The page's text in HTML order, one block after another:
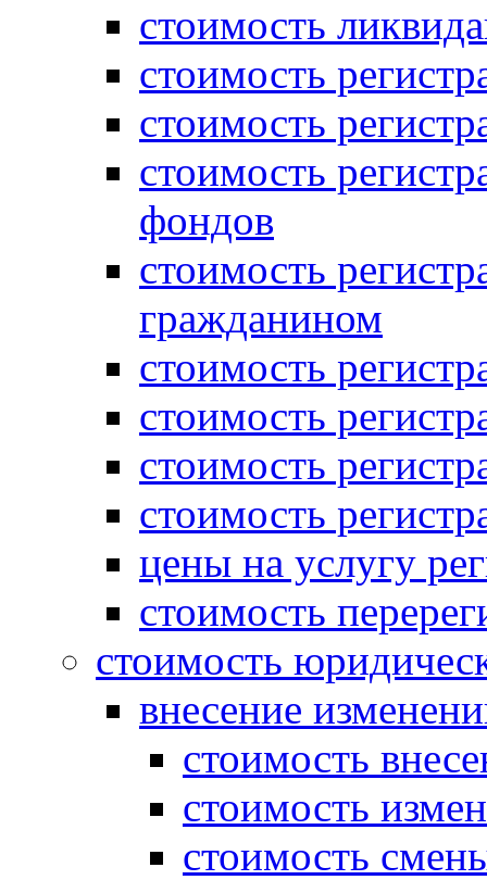
стоимость
стоимость
стоимость
стоимость
фондов
стоимость
гражданином
стоимость
стоимость
стоимость
стоимость
цены на услугу
стоимость
стоимость
внесение
стоимость
стоимость
стоимость